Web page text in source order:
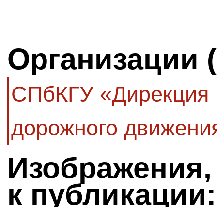
Организации
СПбКГУ «Дирекция
дорожного
к публикации: